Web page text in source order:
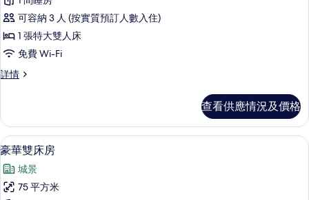
豪
華
客
房
的
片
可容納 3 人 (按實質預訂人數入住)
1 張特大雙人床
免費 Wi-Fi
詳情
豪
詳
情
查看供應情況及價格
載
入
所
有
6
豪華雙床房
城景
75 平方米